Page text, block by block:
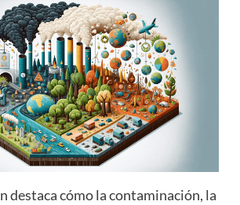
destaca cómo la contaminación, la